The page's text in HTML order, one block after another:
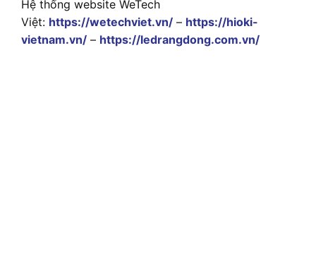
Hệ thống website WeTech
Việt: https://wetechviet.vn/ – https://hioki-
vietnam.vn/ – https://ledrangdong.com.vn/